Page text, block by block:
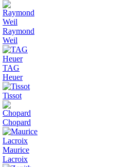
Raymond
Weil
TAG
Heuer
Tissot
Chopard
Maurice
Lacroix